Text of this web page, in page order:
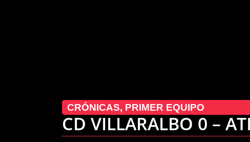
CRÓNICAS, PRIMER EQUIPO
CD VILLARALBO 0 –